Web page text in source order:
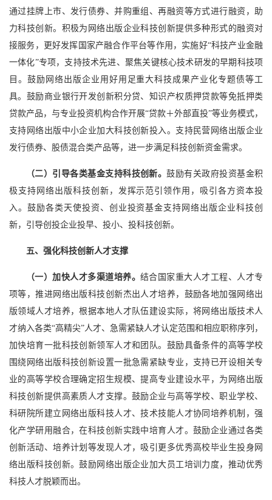
通过挂牌上市、发行债券、并购重组、再融资等方式进行融资，助
力科技创新。积极为网络出版企业科技创新提供多种形式的融资对
接服务，更好发挥国家产融合作平台等作用，实施好“科技产业金融
一体化”专项，支持技术先进、聚焦关键核心技术研发的早期科技项
目。鼓励网络出版企业用好用足重大科技成果产业化专题债等工
具。鼓励商业银行开发创新积分贷、知识产权质押贷款等免抵押类
贷款产品，与专业投资机构合作开展“贷款＋外部直投”等业务模式，
支持网络出版中小企业加大科技创新投入。支持民营网络出版企业
发行债券、股债混合类产品等，进一步满足科技创新资金需求。
（二）引导各类基金支持科技创新。 鼓励有关政府投资基金积
极支持网络出版科技创新，发挥示范引领作用，吸引各方资本投
入。鼓励各类天使投资、创业投资基金支持网络出版企业科技创
新，引导创投企业投早、投小、投科技创新。
五、强化科技创新人才支撑
（一）加快人才多渠道培养。 结合国家重大人才工程、人才专
项等，推进网络出版科技创新杰出人才培养，鼓励各地加强网络出
版领域人才培养，根据本地人才队伍建设实际，将网络出版技术人
才纳入各类“高精尖”人才、急需紧缺人才认定范围和相应职称序列，
加快培育一批科技创新领军人才和团队。鼓励具备条件的高等学校
围绕网络出版科技创新设置一批急需紧缺专业，支持已开设相关专
业的高等学校合理确定招生规模、提高专业建设水平，为网络出版
科技创新提供高素质人才支撑。鼓励企业与高等学校、职业学校、
科研院所建立网络出版科技人才、技术技能人才协同培养机制，强
化产学研用融合，在科技创新实践中培育人才。鼓励企业通过各类
创新活动、培养计划等发现人才，吸引更多优秀高校毕业生投身网
络出版科技创新。鼓励网络出版企业加大员工培训力度，推动优秀
科技人才脱颖而出。